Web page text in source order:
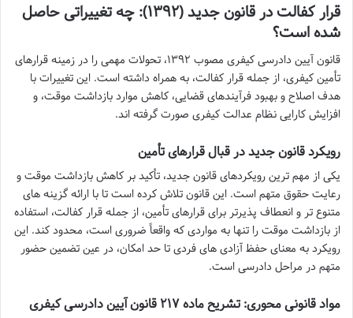
قرار کفالت در قانون جدید (۱۳۹۲): چه تغییراتی حاصل
شده است؟
قانون آیین دادرسی کیفری مصوب ۱۳۹۲، تحولات مهمی را در زمینه قرارهای
تأمین کیفری، از جمله قرار کفالت، به همراه داشته است. این تغییرات با
هدف اصلاح و بهبود فرآیندهای قضایی، کاهش موارد بازداشت موقت، و
افزایش کارایی نظام عدالت کیفری صورت گرفته اند.
رویکرد قانون جدید در قبال قرارهای تأمین
یکی از مهم ترین رویکردهای قانون جدید، تأکید بر کاهش بازداشت موقت و
رعایت حقوق متهم است. این قانون تلاش کرده است تا با ارائه گزینه های
متنوع تر و انعطاف پذیرتر برای قرارهای تأمین، از جمله قرار کفالت، استفاده
از بازداشت موقت را تنها به مواردی که واقعاً ضروری است، محدود کند. این
رویکرد به معنای حفظ آزادی های فردی تا حد امکان، در عین تضمین حضور
متهم در مراحل دادرسی است.
مواد قانونی محوری: تشریح ماده ۲۱۷ قانون آیین دادرسی کیفری